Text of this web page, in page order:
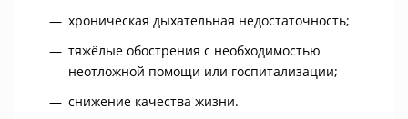
хроническая дыхательная недостаточность;
тяжёлые обострения с необходимостью
неотложной помощи или госпитализации;
снижение качества жизни.